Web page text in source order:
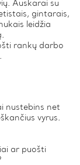
Auskarai su
gintarais,
leidžia
rankų darbo
nustebins net
vyrus.
ar puošti